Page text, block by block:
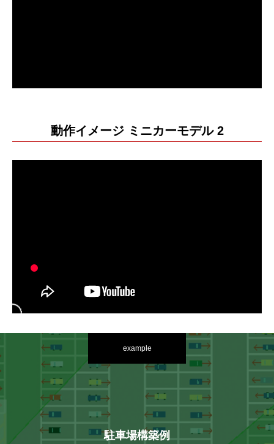
動作イメージ ミニカーモデル 2
example
駐車場構築例